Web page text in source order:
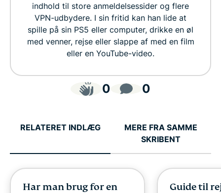
indhold til store anmeldelsessider og flere
VPN-udbydere. I sin fritid kan han lide at
spille på sin PS5 eller computer, drikke en øl
med venner, rejse eller slappe af med en film
eller en YouTube-video.
0 0
RELATERET INDLÆG
MERE FRA SAMME
SKRIBENT
Har man brug for en
Guide til